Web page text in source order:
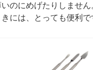
のにめげたりしません
には、とっても便利で